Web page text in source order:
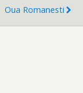
Oua Romanesti